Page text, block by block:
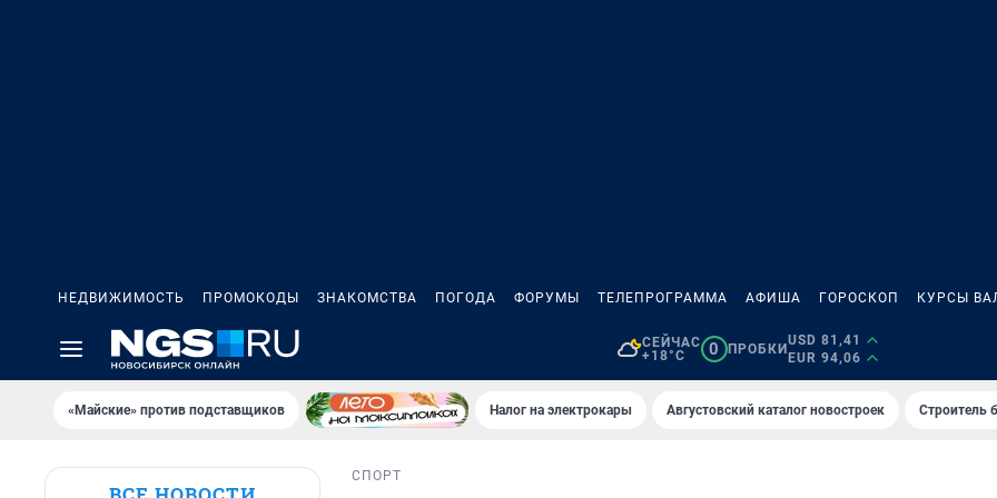
НЕДВИЖИМОСТЬ ПРОМОКОДЫ ЗНАКОМСТВА ПОГОДА ФОРУМЫ ТЕЛЕПРОГРАММА АФИША ГОРОСКОП КУРСЫ
СЕЙЧАС
+18°C
0 ПРОБКИ
USD 81,41
EUR 94,06
«Майские» против подставщиков Налог на электрокары Августовский каталог новостроек Строитель
СПОРТ